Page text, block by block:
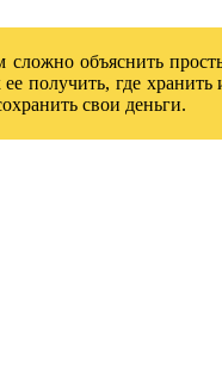
объяснить
где
свои деньги.